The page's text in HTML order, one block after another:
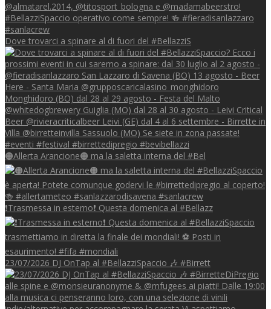
Dove trovarci a spinare al di fuori del #BellazziS
🟠Allerta Arancione🟠 ma la saletta interna del #Bel
❗Trasmessa in esterno❗ Questa domenica al #Bellazz
23/07/2026 DJ OnTap al #BellazziSpaccio 🎶 #Birrett